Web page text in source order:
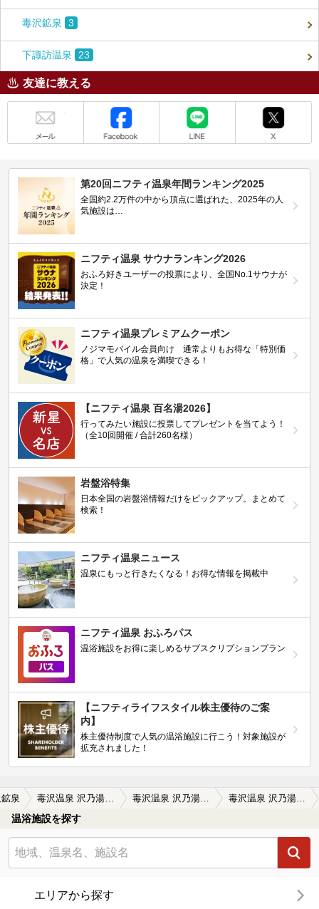
毒沢鉱泉 3
下諏訪温泉 23
友達に教える
第20回ニフティ温泉年間ランキング2025
全国約2.2万件の中から頂点に選ばれた、2025年の人
気施設は…
ニフティ温泉 サウナランキング2026
おふろ好きユーザーの投票により、全国No.1サウナが
決定！
ニフティ温泉プレミアムクーポン
ノジマモバイル会員向け 通常よりもお得な「特別価
格」で人気の温泉を満喫できる！
【ニフティ温泉 百名湯2026】
行ってみたい施設に投票してプレゼントを当てよう！
（全10回開催 / 合計260名様）
岩盤浴特集
日本全国の岩盤浴情報だけをピックアップ。まとめて
検索！
ニフティ温泉ニュース
温泉にもっと行きたくなる！お得な情報を掲載中
ニフティ温泉 おふろパス
温浴施設をお得に楽しめるサブスクリプションプラン
【ニフティライフスタイル株主優待のご案
内】
株主優待制度で人気の温浴施設に行こう！対象施設が
拡充されました！
泉 毒沢温泉 沢乃湯（閉館しました）の口コミ 私は効きました
温浴施設を探す
エリアから探す